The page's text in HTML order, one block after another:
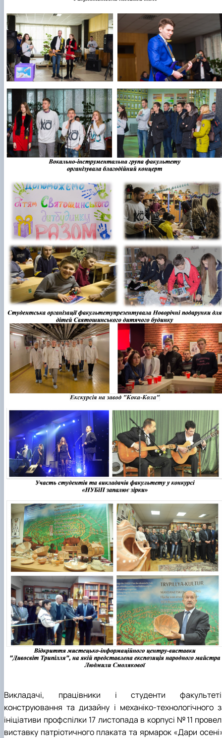
Викладачі, працівники і студенти
конструювання та дизайну і механіко-технологічного
ініціативи профспілки 17 листопада в корпусі №11
виставку патріотичного плаката та ярмарок «Дари